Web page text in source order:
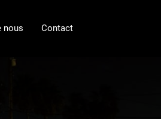
nous Contact